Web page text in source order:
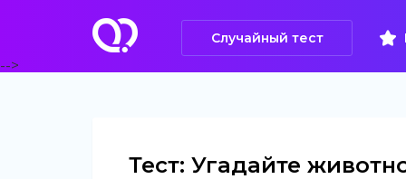
Случайный тест
-->
Тест: Угадайте